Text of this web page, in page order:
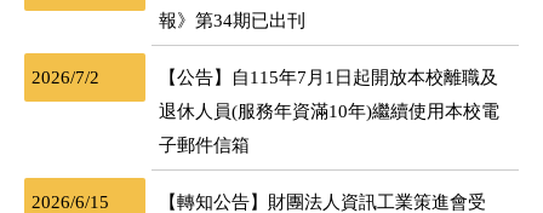
報》第34期已出刊
2026/7/2
【公告】自115年7月1日起開放本校離職及
退休人員(服務年資滿10年)繼續使用本校電
子郵件信箱
2026/6/15
【轉知公告】財團法人資訊工業策進會受